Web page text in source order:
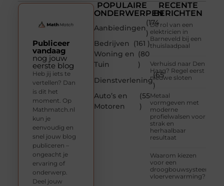
POPULAIRE
ONDERWERPEN
Aanbiedingen
(174
)
Bedrijven
(161 )
Woning en
Tuin
(80
)
Dienstverlening
(65
)
Auto’s en
Motoren
(55
)
RECENTE
BERICHTEN
De rol van een
elektricien in
Barneveld bij een
thuislaadpaal
Verhuisd naar Den
Haag? Regel eerst
nieuwe sloten
Metaal
vormgeven met
moderne
profielwalsen voor
strak en
herhaalbaar
resultaat
Waarom kiezen
voor een
droogbouwsysteem
vloerverwarming?
Publiceer
vandaag
nog jouw
eerste blog
Heb jij iets te
vertellen? Dan
is dit het
moment. Op
Mathmatch.nl
kun je
eenvoudig en
snel jouw blog
publiceren –
ongeacht je
ervaring of
onderwerp.
Deel jouw